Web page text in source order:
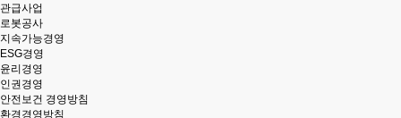
관급사업
로봇공사
지속가능경영
ESG경영
윤리경영
인권경영
안전보건 경영방침
환경경영방침